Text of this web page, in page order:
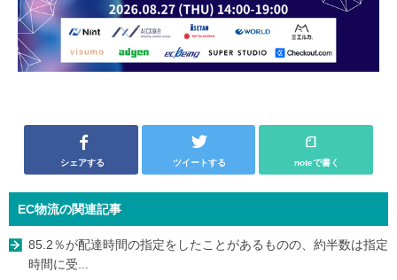
シェアする ツイートする noteで書く
EC物流の関連記事
85.2％が配達時間の指定をしたことがあるものの、約半数は指定
時間に受...